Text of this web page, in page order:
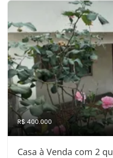
R$ 400.000
Casa à Venda com 2